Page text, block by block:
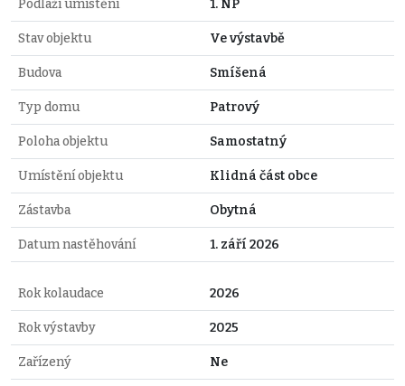
Podlaží umístění 1. NP
Stav objektu Ve výstavbě
Budova Smíšená
Typ domu Patrový
Poloha objektu Samostatný
Umístění objektu Klidná část obce
Zástavba Obytná
Datum nastěhování 1. září 2026
Rok kolaudace 2026
Rok výstavby 2025
Zařízený Ne